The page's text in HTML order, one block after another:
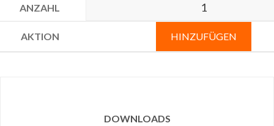
HINZUFÜGEN
DOWNLOADS